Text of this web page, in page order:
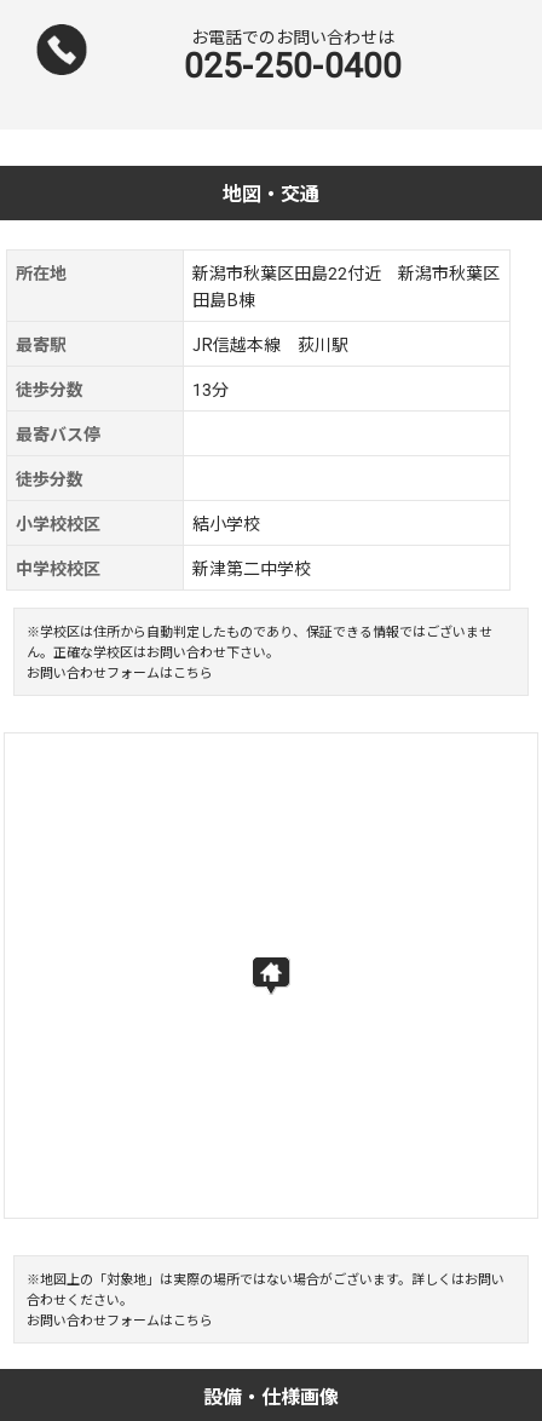
お電話でのお問い合わせは
025-250-0400
地図・交通
所在地
新潟市秋葉区田島22付近 新潟市秋葉区
田島B棟
最寄駅
JR信越本線 荻川駅
徒歩分数
13分
最寄バス停
徒歩分数
小学校校区
結小学校
中学校校区
新津第二中学校
※学校区は住所から自動判定したものであり、保証できる情報ではございませ
ん。正確な学校区はお問い合わせ下さい。
お問い合わせフォームはこちら
※地図上の「対象地」は実際の場所ではない場合がございます。詳しくはお問い
合わせください。
お問い合わせフォームはこちら
設備・仕様画像